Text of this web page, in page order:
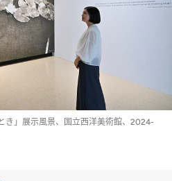
」展示風景、国立西洋美術館、2024-